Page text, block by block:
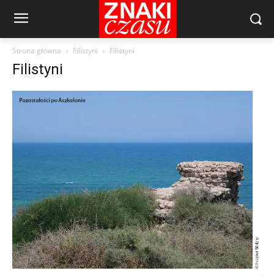
Strona główna Filistyni Filistyni
Filistyni